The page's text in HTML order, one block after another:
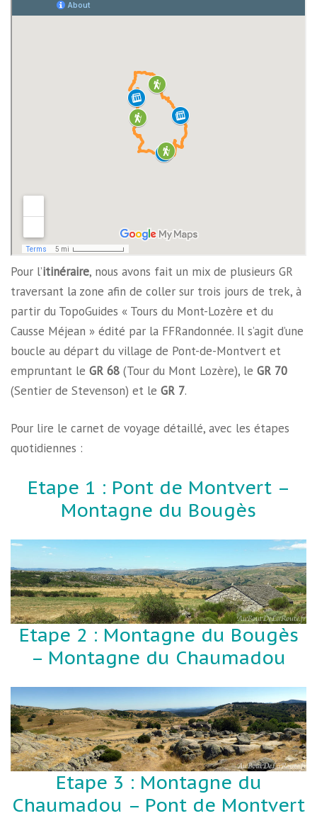
Pour l’itinéraire, nous avons fait un mix de plusieurs GR
traversant la zone afin de coller sur trois jours de trek, à
partir du TopoGuides « Tours du Mont-Lozère et du
Causse Méjean » édité par la FFRandonnée. Il s’agit d’une
boucle au départ du village de Pont-de-Montvert et
empruntant le GR 68 (Tour du Mont Lozère), le GR 70
(Sentier de Stevenson) et le GR 7.
Pour lire le carnet de voyage détaillé, avec les étapes
quotidiennes :
Etape 1 : Pont de Montvert –
Montagne du Bougès
Etape 2 : Montagne du Bougès
– Montagne du Chaumadou
Etape 3 : Montagne du
Chaumadou – Pont de Montvert